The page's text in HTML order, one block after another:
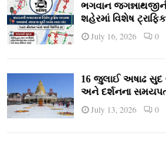
ભગવાન
શહેરમાં વિશેષ
July 16, 2026 0
16 જુલાઈ અષાઢ સુદ
અને દર્શનના
July 13, 2026 0